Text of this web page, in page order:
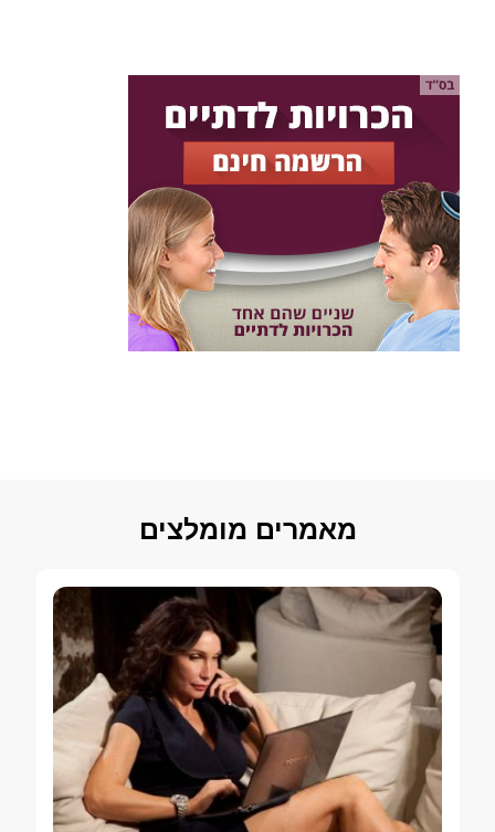
מאמרים מומלצים